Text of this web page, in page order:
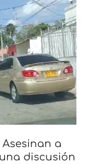
Asesinan a
discusión